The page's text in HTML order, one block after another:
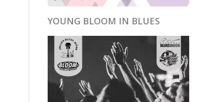
YOUNG BLOOM IN BLUES